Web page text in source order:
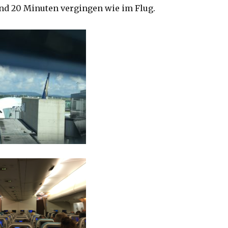
20 Minuten vergingen wie im Flug.